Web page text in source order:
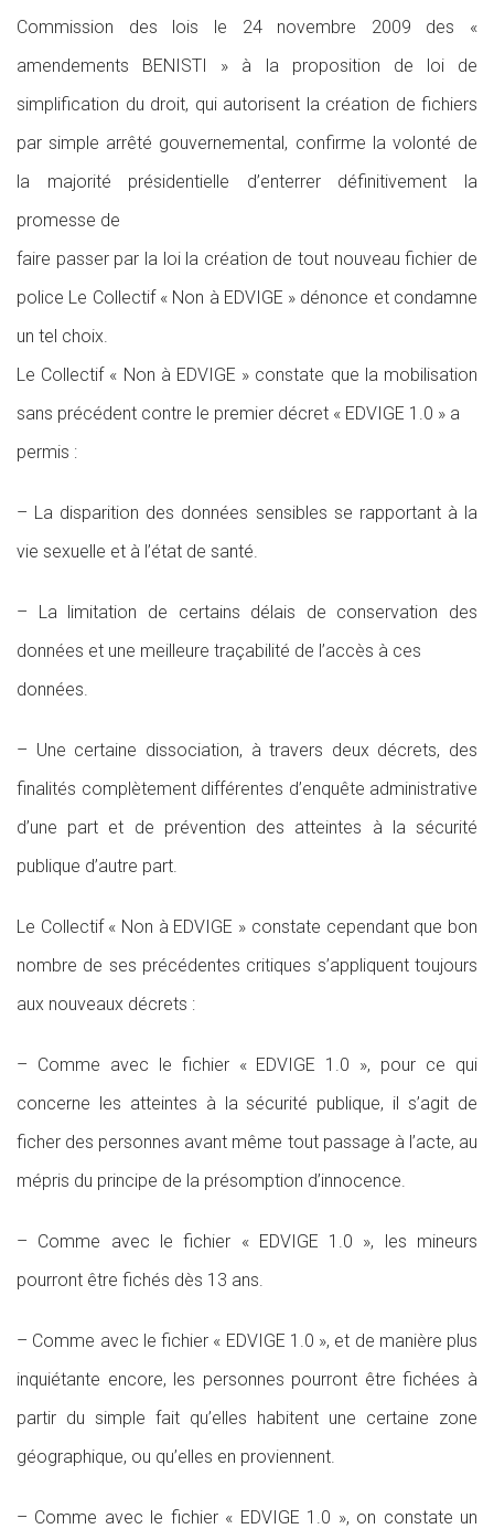
Commission des lois le 24 novembre 2009 des «
amendements BENISTI » à la proposition de loi de
simplification du droit, qui autorisent la création de fichiers
par simple arrêté gouvernemental, confirme la volonté de
la majorité présidentielle d’enterrer définitivement la
promesse de
faire passer par la loi la création de tout nouveau fichier de
police Le Collectif « Non à EDVIGE » dénonce et condamne
un tel choix.
Le Collectif « Non à EDVIGE » constate que la mobilisation
sans précédent contre le premier décret « EDVIGE 1.0 » a
permis :
– La disparition des données sensibles se rapportant à la
vie sexuelle et à l’état de santé.
– La limitation de certains délais de conservation des
données et une meilleure traçabilité de l’accès à ces
données.
– Une certaine dissociation, à travers deux décrets, des
finalités complètement différentes d’enquête administrative
d’une part et de prévention des atteintes à la sécurité
publique d’autre part.
Le Collectif « Non à EDVIGE » constate cependant que bon
nombre de ses précédentes critiques s’appliquent toujours
aux nouveaux décrets :
– Comme avec le fichier « EDVIGE 1.0 », pour ce qui
concerne les atteintes à la sécurité publique, il s’agit de
ficher des personnes avant même tout passage à l’acte, au
mépris du principe de la présomption d’innocence.
– Comme avec le fichier « EDVIGE 1.0 », les mineurs
pourront être fichés dès 13 ans.
– Comme avec le fichier « EDVIGE 1.0 », et de manière plus
inquiétante encore, les personnes pourront être fichées à
partir du simple fait qu’elles habitent une certaine zone
géographique, ou qu’elles en proviennent.
– Comme avec le fichier « EDVIGE 1.0 », on constate un